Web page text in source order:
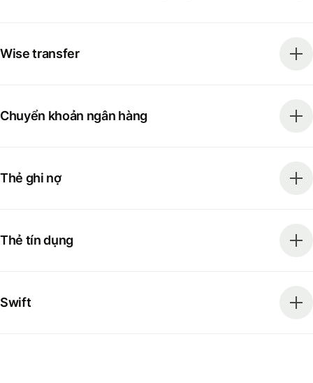
Wise transfer
Chuyển khoản ngân hàng
Thẻ ghi nợ
Thẻ tín dụng
Swift